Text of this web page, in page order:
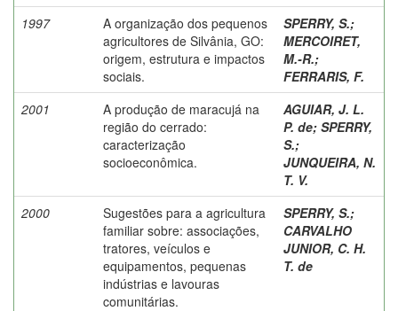
1997
A organização dos pequenos
agricultores de Silvânia, GO:
origem, estrutura e impactos
sociais.
SPERRY, S.;
MERCOIRET,
M.-R.;
FERRARIS, F.
2001
A produção de maracujá na
região do cerrado:
caracterização
socioeconômica.
AGUIAR, J. L.
P. de; SPERRY,
S.;
JUNQUEIRA, N.
T. V.
2000
Sugestões para a agricultura
familiar sobre: associações,
tratores, veículos e
equipamentos, pequenas
indústrias e lavouras
comunitárias.
SPERRY, S.;
CARVALHO
JUNIOR, C. H.
T. de